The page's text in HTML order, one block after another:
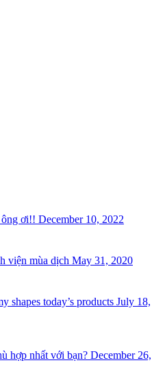
ông ơi!! December 10, 2022
viện mùa dịch May 31, 2020
shapes today’s products July 18,
hợp nhất với bạn? December 26,